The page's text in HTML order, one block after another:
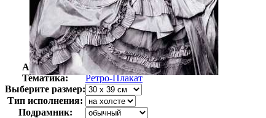
Автор:
Неизвестно
Арт-стиль
Ретро-Плакат
Тематика:
Ретро-Плакат
Выберите размер:
Тип исполнения:
Подрамник: